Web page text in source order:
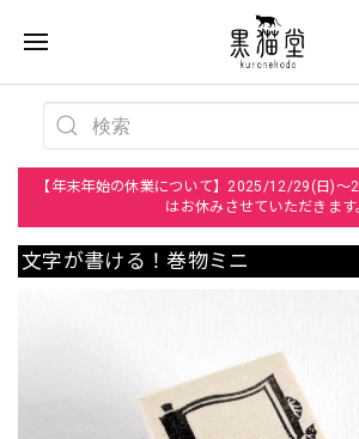
【年末年始の休業について】2025/12/29(日)
はお休みさせていただきます
文字が書ける！巻物ミニ